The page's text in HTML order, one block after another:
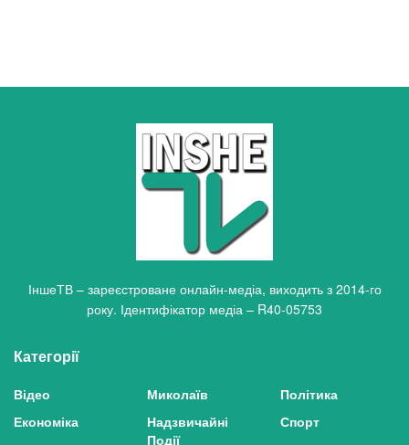
ІншеТВ – зареєстроване онлайн-медіа, виходить з 2014-го
року. Ідентифікатор медіа – R40-05753
Категорії
Відео
Економіка
Миколаїв
Надзвичайні
Події
Політика
Спорт